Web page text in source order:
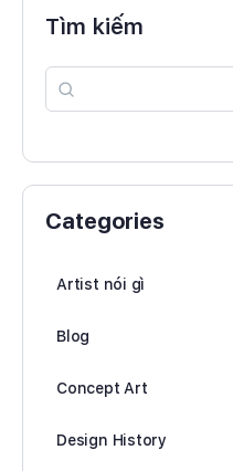
Tìm kiếm
Categories
Artist nói gì
Blog
Concept Art
Design History